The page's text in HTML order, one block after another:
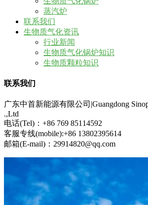
蒸汽炉
联系我们
生物质气化资讯
行业新闻
生物质气化锅炉知识
生物质颗粒知识
联系我们
广东中首新能源有限公司|Guangdong
.,Ltd
电话(Tel)：+86 769 85114592
客服专线(mobile):+86 13802395614
邮箱(E-mail)：29914820@qq.com